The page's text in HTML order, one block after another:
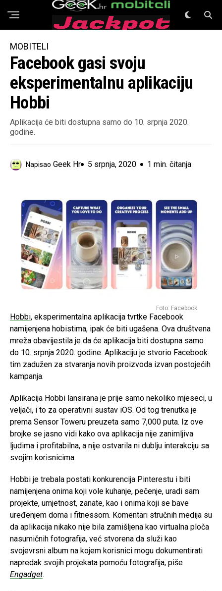
GeeK Mobiteli
MOBITELI
Facebook gasi svoju
eksperimentalnu aplikaciju
Hobbi
Aplikacija će biti dostupna samo do 10. srpnja 2020.
godine.
Napisao Geek Hr 5 srpnja, 2020 1 min. čitanja
Foto: Facebook
Hobbi, eksperimentalna aplikacija tvrtke Facebook
namijenjena hobistima, ipak će biti ugašena. Ova društvena
mreža obavijestila je da će aplikacija biti dostupna samo
do 10. srpnja 2020. godine. Aplikaciju je stvorio Facebook
tim zadužen za stvaranja novih proizvoda izvan postojećih
kampanja.
Aplikacija Hobbi lansirana je prije samo nekoliko mjeseci, u
veljači, i to za operativni sustav iOS. Od tog trenutka je
prema Sensor Toweru preuzeta samo 7,000 puta. Iz ove
brojke se jasno vidi kako ova aplikacija nije zanimljiva
ljudima i profitabilna, a nije ostvarila ni dublju interakciju sa
svojim korisnicima.
Hobbi je trebala postati konkurencija Pinterestu i biti
namijenjena onima koji vole kuhanje, pečenje, uradi sam
projekte, umjetnost, zanate, kao i onima koji se bave
uređenjem doma i fitnessom. Komentari stručnih medija su
da aplikacija nikako nije bila zamišljena kao virtualna ploča
nasumičnih fotografija, već stvorena da služi kao
svojevrsni album na kojem korisnici mogu dokumentirati
napredak svojih projekata pomoću fotografija, piše
Engadget.